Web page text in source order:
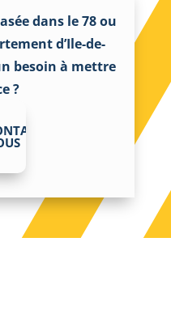
dans le 78 ou
d’Ile-de-
besoin à mettre
?